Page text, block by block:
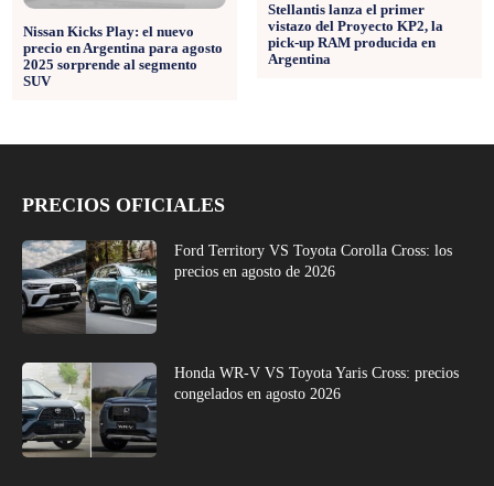
Nissan Kicks Play: el nuevo
precio en Argentina para agosto
2025 sorprende al segmento
SUV
Stellantis lanza el primer
vistazo del Proyecto KP2, la
pick-up RAM producida en
Argentina
PRECIOS OFICIALES
Ford Territory VS Toyota Corolla Cross: los
precios en agosto de 2026
Honda WR-V VS Toyota Yaris Cross: precios
congelados en agosto 2026